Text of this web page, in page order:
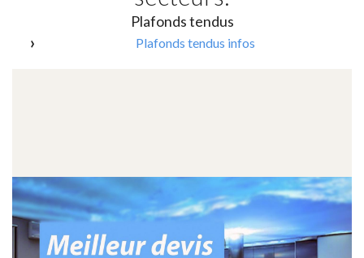
Plafonds tendus
Plafonds tendus infos